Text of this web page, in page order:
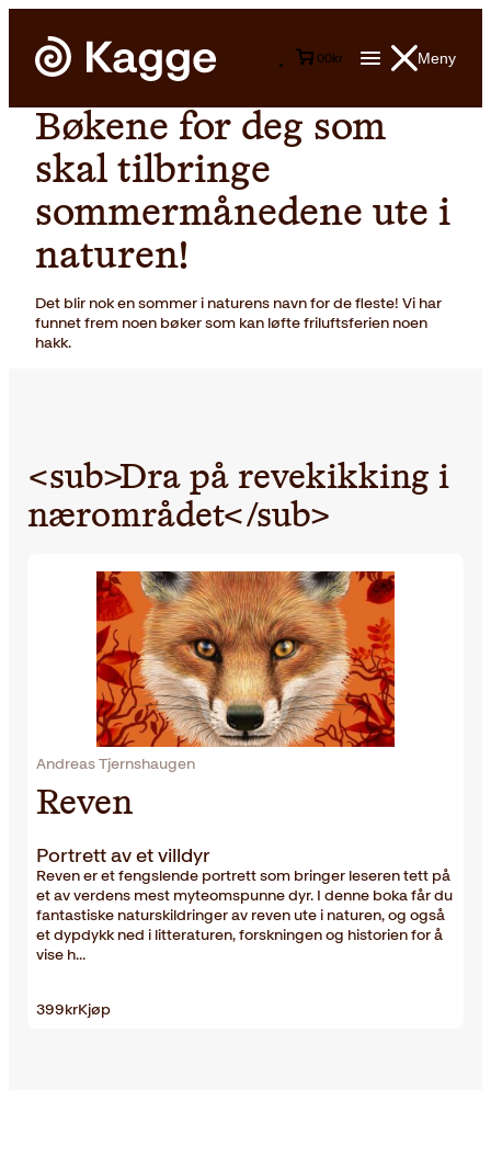
Meny
00kr
Bøkene for deg som
skal tilbringe
sommermånedene ute i
naturen!
Det blir nok en sommer i naturens navn for de fleste! Vi har
funnet frem noen bøker som kan løfte friluftsferien noen
hakk.
<sub>Dra på revekikking i
nærområdet</sub>
Andreas Tjernshaugen
Reven
Portrett av et villdyr
Reven er et fengslende portrett som bringer leseren tett på
et av verdens mest myteomspunne dyr. I denne boka får du
fantastiske naturskildringer av reven ute i naturen, og også
et dypdykk ned i litteraturen, forskningen og historien for å
vise h…
399krKjøp